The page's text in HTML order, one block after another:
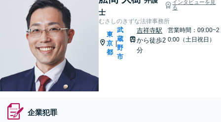
士
インタビューを見
る
むさしのきずな法律事務所
東
京
都
|
武
蔵
野
市
吉祥寺駅
から徒歩2
分
営業時間：09:00~2
0:00（土日祝日）
企業犯罪